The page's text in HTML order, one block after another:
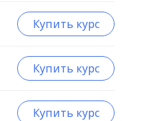
Купить курс
Купить курс
Купить курс